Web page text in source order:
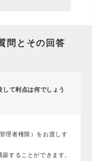
問とその回答
て利点は何でしょう
理者権限）をお渡しす
することができます。